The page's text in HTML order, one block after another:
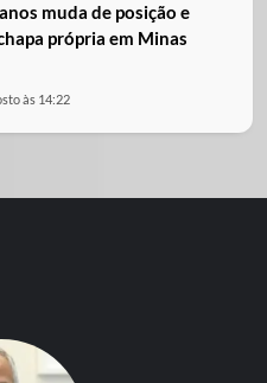
muda de posição e
própria em Minas
às 14:22